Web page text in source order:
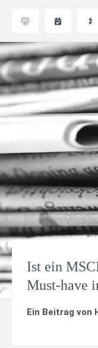
Ist ein
Must-have
Ein Beitrag von